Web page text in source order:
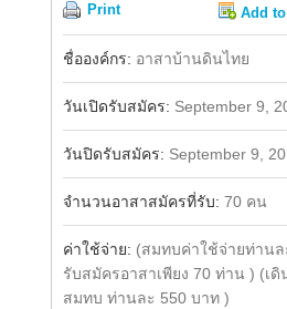
Print Add
Facebook
ชื่อองค์กร: อาสาบ้านดินไทย
วันเปิดรับสมัคร: September 9,
วันปิดรับสมัคร: September 9,
จำนวนอาสาสมัครที่รับ: 70 คน
ค่าใช้จ่าย: (สมทบค่าใช้จ่ายท่านล
รับสมัครอาสาเพียง 70 ท่าน ) (เดิ
สมทบ ท่านละ 550 บาท )